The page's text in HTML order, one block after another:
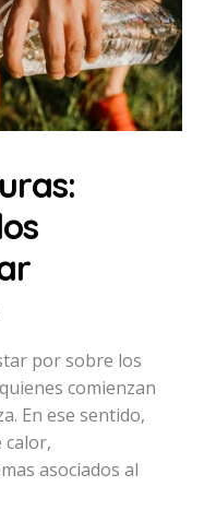
por sobre los
comienzan
En ese sentido,
calor,
asociados al